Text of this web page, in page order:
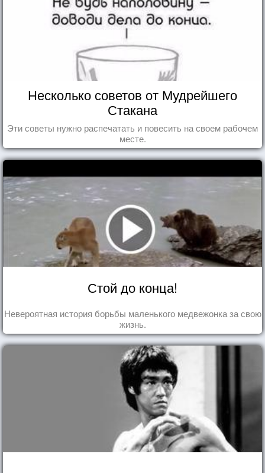
Несколько советов от Мудрейшего
Стакана
Эти советы нужно распечатать и повесить на своем рабочем
месте.
Стой до конца!
Невероятная история борьбы маленького медвежонка за свою
жизнь.